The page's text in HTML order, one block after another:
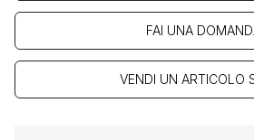
FAI UNA
VENDI UN ARTICOLO